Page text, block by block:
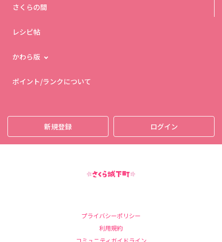
さくらの間
レシピ帖
かわら版
ポイント/ランクについて
新規登録 ログイン
プライバシーポリシー
利用規約